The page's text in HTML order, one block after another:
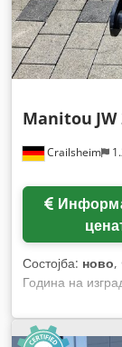
Crailsheim
Manitou
Состојба: ново,
Година на
820 мм, носење